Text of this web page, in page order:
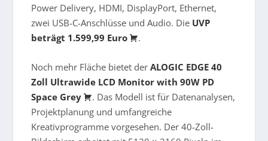
Power Delivery, HDMI, DisplayPort, Ethernet,
zwei USB-C-Anschlüsse und Audio. Die UVP
beträgt 1.599,99 Euro
.
Noch mehr Fläche bietet derALOGIC EDGE 40
Zoll Ultrawide LCD Monitor with 90W PD
Space Grey
. Das Modell ist für Datenanalysen,
Projektplanung und umfangreiche
Kreativprogramme vorgesehen. Der 40-Zoll-